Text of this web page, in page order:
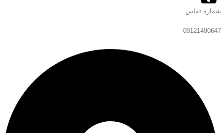
شماره تماس
09121490647